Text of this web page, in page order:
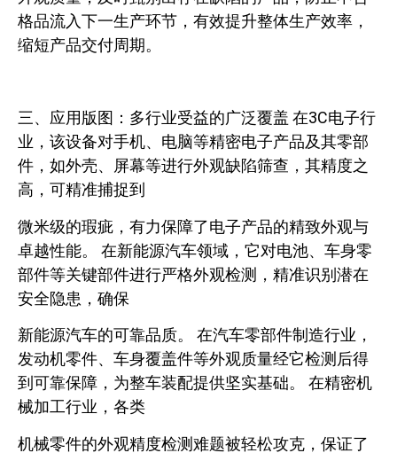
格品流入下一生产环节，有效提升整体生产效率，
缩短产品交付周期。
三、应用版图：多行业受益的广泛覆盖 在3C电子行
业，该设备对手机、电脑等精密电子产品及其零部
件，如外壳、屏幕等进行外观缺陷筛查，其精度之
高，可精准捕捉到
微米级的瑕疵，有力保障了电子产品的精致外观与
卓越性能。 在新能源汽车领域，它对电池、车身零
部件等关键部件进行严格外观检测，精准识别潜在
安全隐患，确保
新能源汽车的可靠品质。 在汽车零部件制造行业，
发动机零件、车身覆盖件等外观质量经它检测后得
到可靠保障，为整车装配提供坚实基础。 在精密机
械加工行业，各类
机械零件的外观精度检测难题被轻松攻克，保证了